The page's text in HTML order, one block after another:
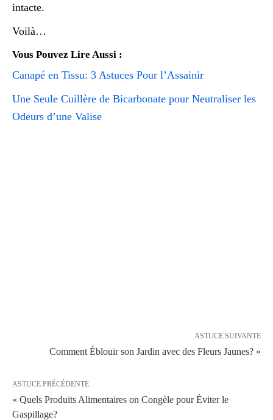
intacte.
Voilà…
Vous Pouvez Lire Aussi :
Canapé en Tissu: 3 Astuces Pour l’Assainir
Une Seule Cuillère de Bicarbonate pour Neutraliser les
Odeurs d’une Valise
ASTUCE SUIVANTE
Comment Éblouir son Jardin avec des Fleurs Jaunes? »
ASTUCE PRÉCÉDENTE
« Quels Produits Alimentaires on Congèle pour Éviter le
Gaspillage?